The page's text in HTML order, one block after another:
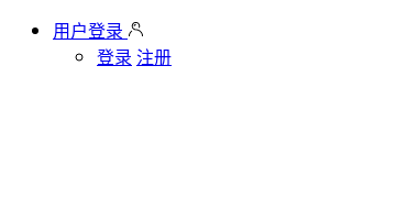
用户登录
登录 注册